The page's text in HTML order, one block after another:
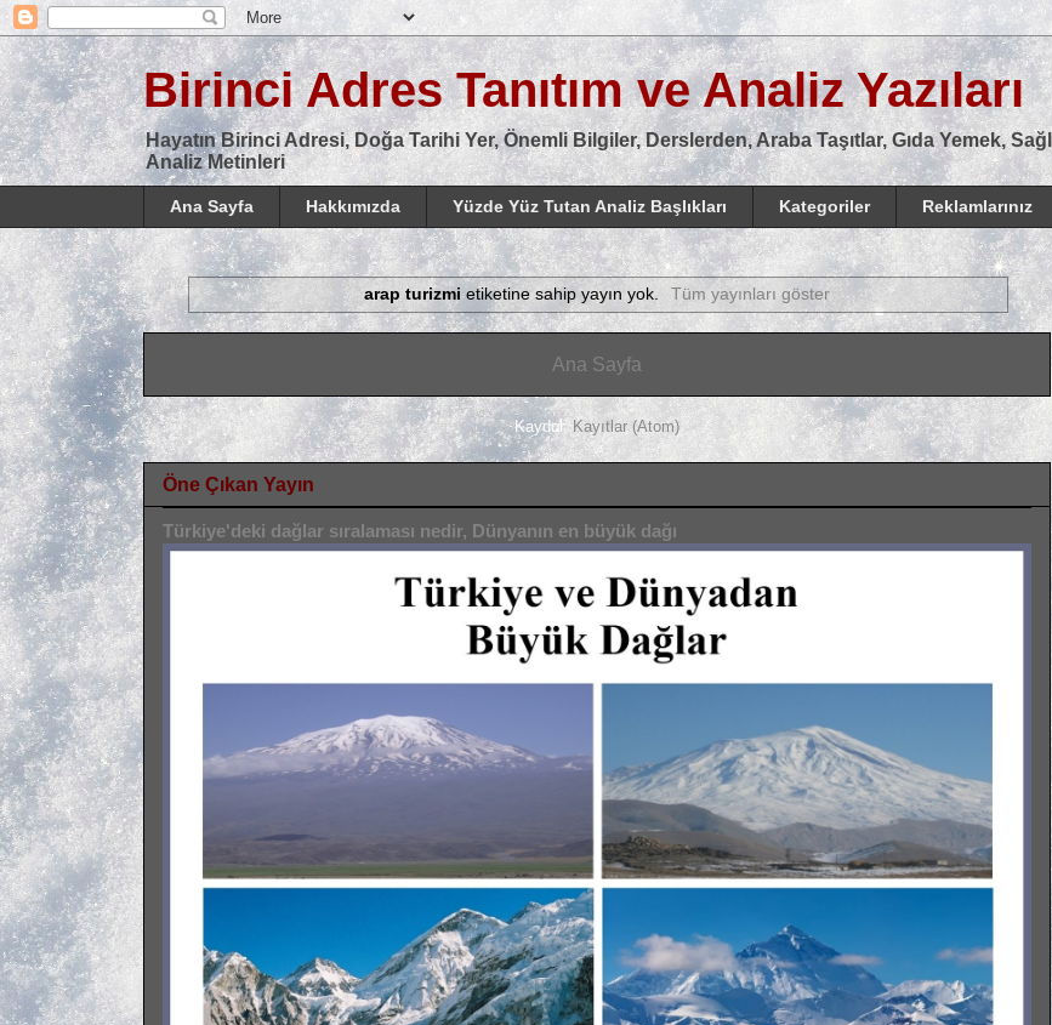
Birinci Adres Tanıtım ve Analiz Yazıları
Hayatın Birinci Adresi, Doğa Tarihi Yer, Önemli Bilgiler, Derslerden, Araba Taşıtlar, Gıda Yemek,
Analiz Metinleri
Ana Sayfa Hakkımızda Yüzde Yüz Tutan Analiz Başlıkları Kategoriler Reklamlarınız
arap turizmietiketine sahip yayın yok. Tüm yayınları göster
Ana Sayfa
Kaydol:Kayıtlar (Atom)
Öne Çıkan Yayın
Türkiye'deki dağlar sıralaması nedir, Dünyanın en büyük dağı